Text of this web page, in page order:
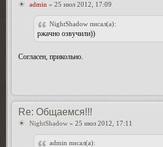
admin » 25 июл 2012, 17:09
NightShadow писал(а):
ржачно озвучили))
Согласен, прикольно.
Re: Общаемся!!!
NightShadow » 25 июл 2012, 17:11
admin писал(а):